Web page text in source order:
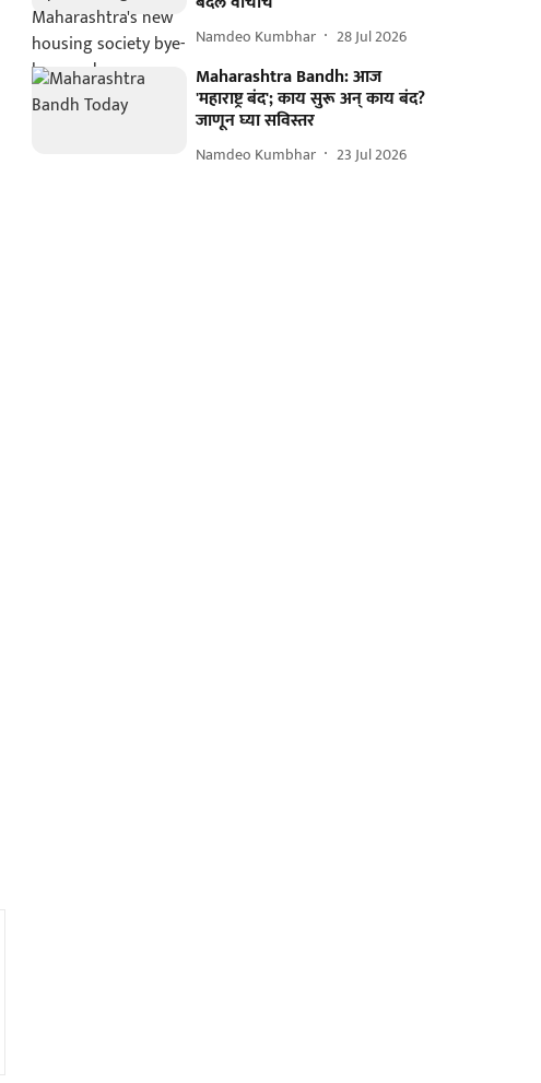
Namdeo Kumbhar 28 Jul 2026
Maharashtra Bandh: आज
'महाराष्ट्र बंद'; काय सुरू अन् काय बंद?
जाणून घ्या सविस्तर
Namdeo Kumbhar 23 Jul 2026